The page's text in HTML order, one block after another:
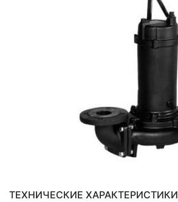
ТЕХНИЧЕСКИЕ ХАРАКТЕРИСТИКИ